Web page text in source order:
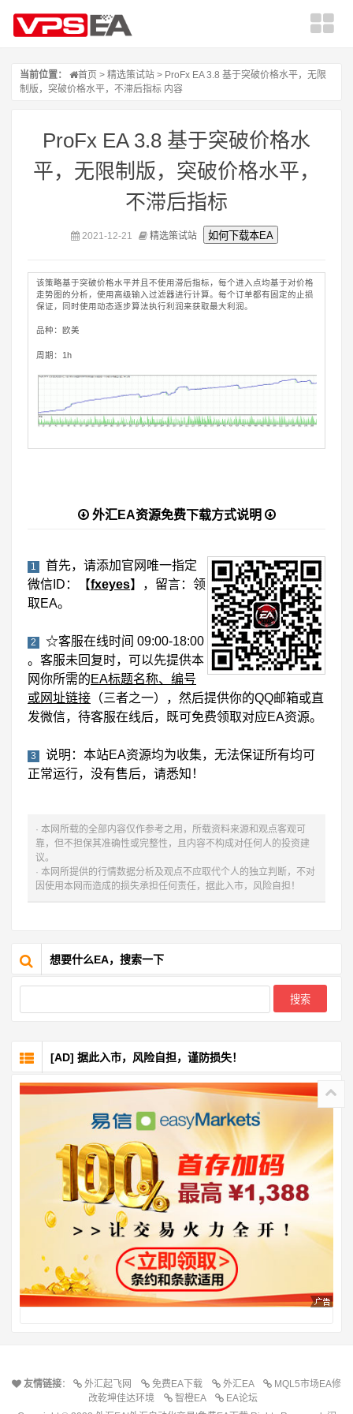
当前位置： 首页 > 精选策试站 > ProFx EA 3.8 基于突破价格水平，无限
制版，突破价格水平，不滞后指标 内容
ProFx EA 3.8 基于突破价格水
平，无限制版，突破价格水平，
不滞后指标
2021-12-21 精选策试站
该策略基于突破价格水平并且不使用滞后指标，每个进入点均基于对价格
走势图的分析，使用高级输入过滤器进行计算。每个订单都有固定的止损
保证，同时使用动态逐步算法执行利润来获取最大利润。
品种：欧美
周期：1h
外汇EA资源免费下载方式说明
1
首先，请添加官网唯一指定
微信ID：【fxeyes】，留言：领
取EA。
2
☆客服在线时间 09:00-18:00
。客服未回复时，可以先提供本
网你所需的EA标题名称、编号
或网址链接 （三者之一），然后提供你的QQ邮箱或直
发微信，待客服在线后，既可免费领取对应EA资源。
3
说明：本站EA资源均为收集，无法保证所有均可
正常运行，没有售后，请悉知！
· 本网所载的全部内容仅作参考之用，所载资料来源和观点客观可
靠，但不担保其准确性或完整性，且内容不构成对任何人的投资建
议。
· 本网所提供的行情数据分析及观点不应取代个人的独立判断，不对
因使用本网而造成的损失承担任何责任，据此入市，风险自担！
想要什么EA，搜索一下
[AD] 据此入市，风险自担，谨防损失！
友情链接： 外汇起飞网 免费EA下载 外汇EA
MQL5市场EA修
改乾坤佳达环境
智橙EA
EA论坛